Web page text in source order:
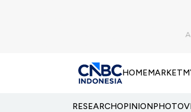
HOMEMARKET
RESEARCHOPINIONPHOTO